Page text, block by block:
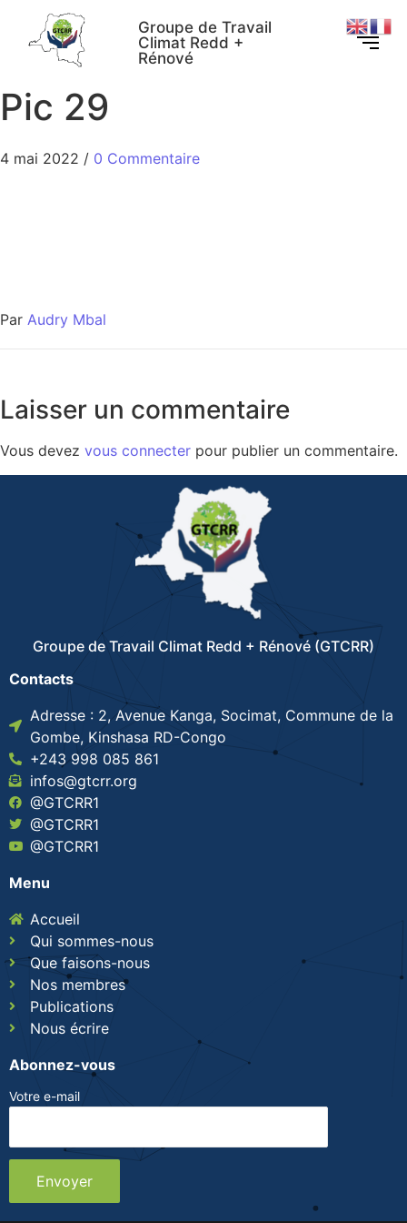
Groupe de Travail
Climat Redd +
Rénové
Pic 29
4 mai 2022 / 0 Commentaire
Par Audry Mbal
Laisser un commentaire
Vous devez vous connecter pour publier un commentaire.
Groupe de Travail Climat Redd + Rénové (GTCRR)
Contacts
Adresse : 2, Avenue Kanga, Socimat, Commune de la
Gombe, Kinshasa RD-Congo
+243 998 085 861
infos@gtcrr.org
@GTCRR1
@GTCRR1
@GTCRR1
Menu
Accueil
Qui sommes-nous
Que faisons-nous
Nos membres
Publications
Nous écrire
Abonnez-vous
Votre e-mail